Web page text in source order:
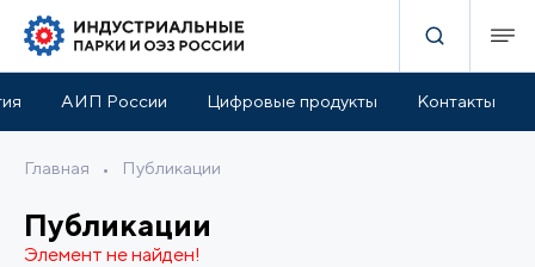
АИП России Цифровые продукты Контакты
Главная • Публикации
Публикации
Элемент не найден!